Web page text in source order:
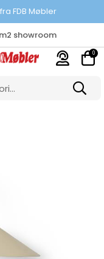
FDB Møbler
showroom
parkeringsforhold
0